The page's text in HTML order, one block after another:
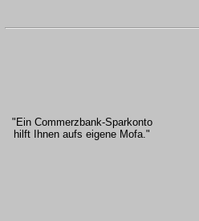
"Ein Commerzbank-Sparkonto
hilft Ihnen aufs eigene Mofa."